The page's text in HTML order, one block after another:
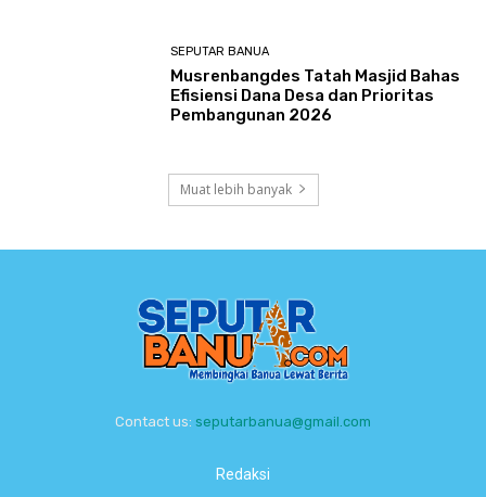
SEPUTAR BANUA
Musrenbangdes Tatah Masjid Bahas
Efisiensi Dana Desa dan Prioritas
Pembangunan 2026
Muat lebih banyak
Contact us: seputarbanua@gmail.com
Redaksi